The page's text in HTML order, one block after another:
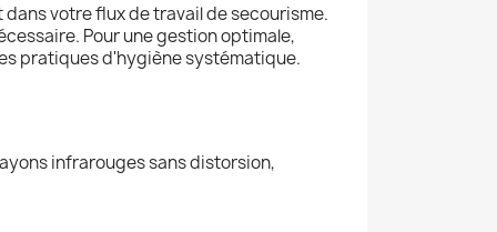
votre flux de travail de secourisme.
Pour une gestion optimale,
pratiques d'hygiène systématique.
infrarouges sans distorsion,